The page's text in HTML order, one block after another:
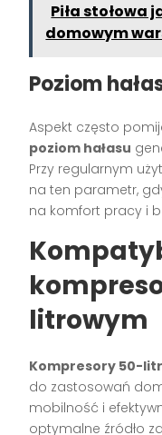
Piła stołowa
domowym
Poziom
Aspekt często
poziom hałasu
Przy regularnym
na ten parametr,
na komfort pracy i
litrowym
Kompresory 50-
do zastosowań
mobilność i
optymalne źródło